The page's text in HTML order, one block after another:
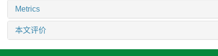
Metrics
本文评价